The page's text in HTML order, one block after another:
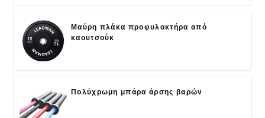
Μαύρη πλάκα προφυλακτήρα από
καουτσούκ
Πολύχρωμη μπάρα άρσης βαρών